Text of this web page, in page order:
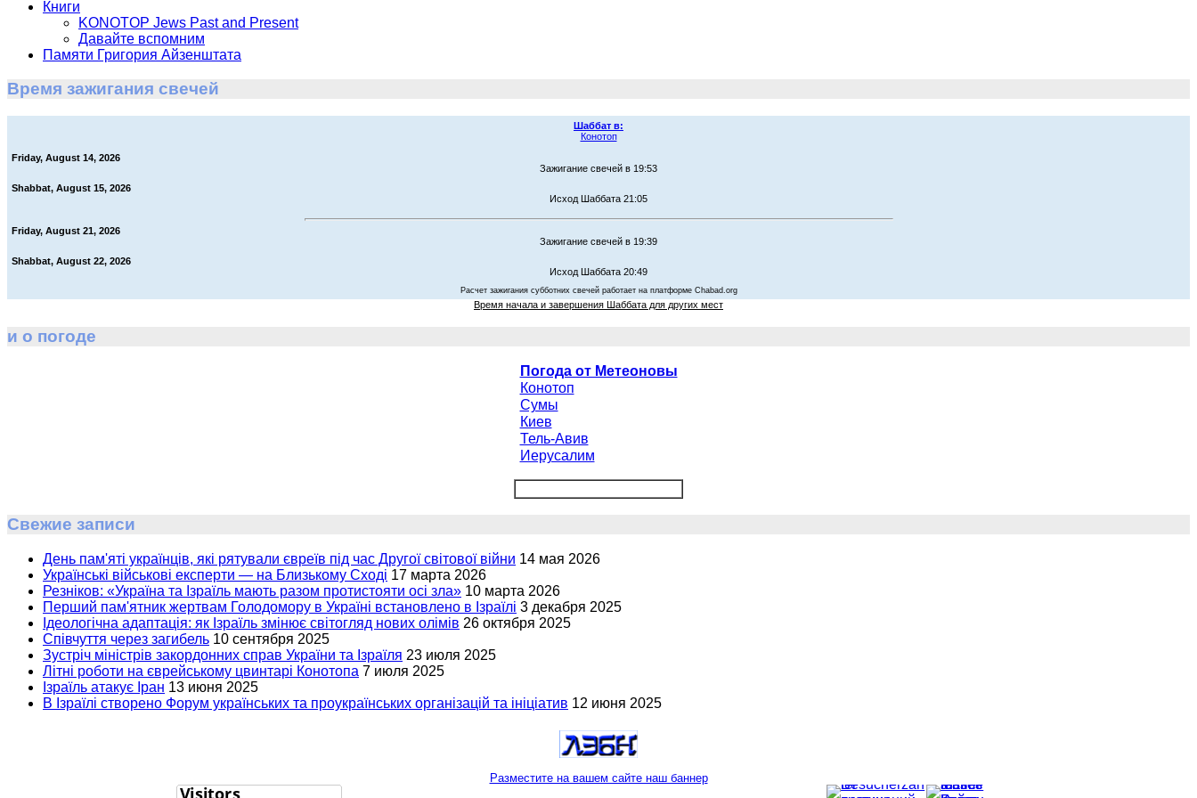
Книги
KONOTOP Jews Past and Present
Давайте вспомним
Памяти Григория Айзенштата
Время зажигания свечей
Шаббат в:
Конотоп
Friday, August 14, 2026
Зажигание свечей в 19:53
Shabbat, August 15, 2026
Исход Шаббата 21:05
Friday, August 21, 2026
Зажигание свечей в 19:39
Shabbat, August 22, 2026
Исход Шаббата 20:49
Расчет зажигания субботних свечей работает на платформе Chabad.org
Время начала и завершения Шаббата для других мест
и о погоде
Погода от Метеоновы
Конотоп
Сумы
Киев
Тель-Авив
Иерусалим
Свежие записи
День пам'яті українців, які рятували євреїв під час Другої світової війни 14 мая 2026
Українські військові експерти — на Близькому Сході 17 марта 2026
Резніков: «Україна та Ізраїль мають разом протистояти осі зла» 10 марта 2026
Перший пам'ятник жертвам Голодомору в Україні встановлено в Ізраїлі 3 декабря 2025
Ідеологічна адаптація: як Ізраїль змінює світогляд нових олімів 26 октября 2025
Співчуття через загибель 10 сентября 2025
Зустріч міністрів закордонних справ України та Ізраїля 23 июля 2025
Літні роботи на єврейському цвинтарі Конотопа 7 июля 2025
Ізраїль атакує Іран 13 июня 2025
В Ізраїлі створено Форум українських та проукраїнських організацій та ініціатив 12 июня 2025
Разместите на вашем сайте наш баннер